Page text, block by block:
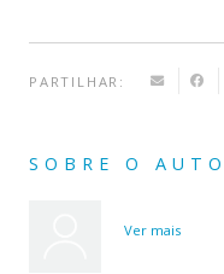
PARTILHAR:
SOBRE O
Ver mais